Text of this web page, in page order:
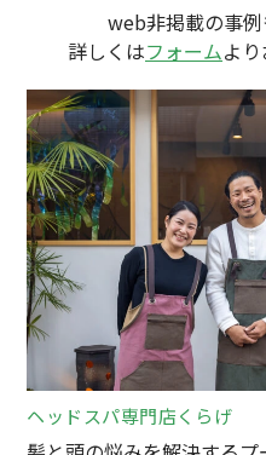
web非掲載の事例
詳しくはフォームよ
ヘッドスパ専門店くらげ